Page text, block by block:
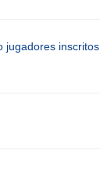
jugadores inscritos